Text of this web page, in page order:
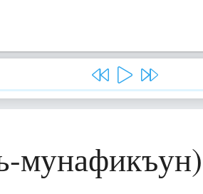
мунафикъун)